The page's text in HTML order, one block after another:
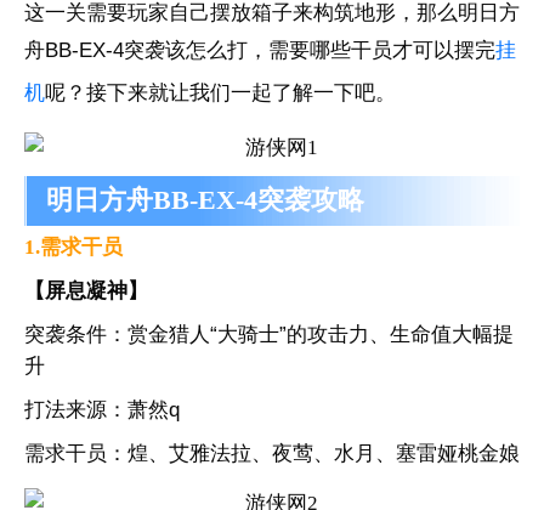
这一关需要玩家自己摆放箱子来构筑地形，那么明日方
舟BB-EX-4突袭该怎么打，需要哪些干员才可以摆完挂
机呢？接下来就让我们一起了解一下吧。
明日方舟BB-EX-4突袭攻略
1.需求干员
【屏息凝神】
突袭条件：赏金猎人“大骑士”的攻击力、生命值大幅提
升
打法来源：萧然q
需求干员：煌、艾雅法拉、夜莺、水月、塞雷娅桃金娘